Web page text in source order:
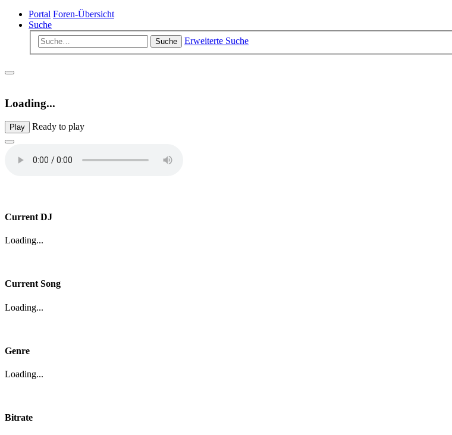
Portal Foren-Übersicht
Suche
Suche Erweiterte Suche
Loading...
Play Ready to play
Current DJ
Loading...
Current Song
Loading...
Genre
Loading...
Bitrate